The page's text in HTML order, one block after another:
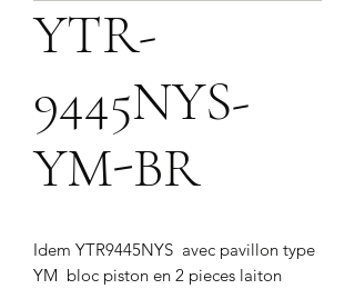
YTR-
9445NYS-
YM-BR
Idem YTR9445NYS  avec pavillon type
YM  bloc piston en 2 pieces laiton